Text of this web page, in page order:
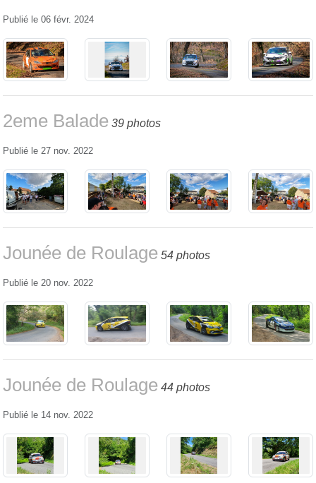
Publié le 06 févr. 2024
2eme Balade 39 photos
Publié le 27 nov. 2022
Jounée de Roulage 54 photos
Publié le 20 nov. 2022
Jounée de Roulage 44 photos
Publié le 14 nov. 2022